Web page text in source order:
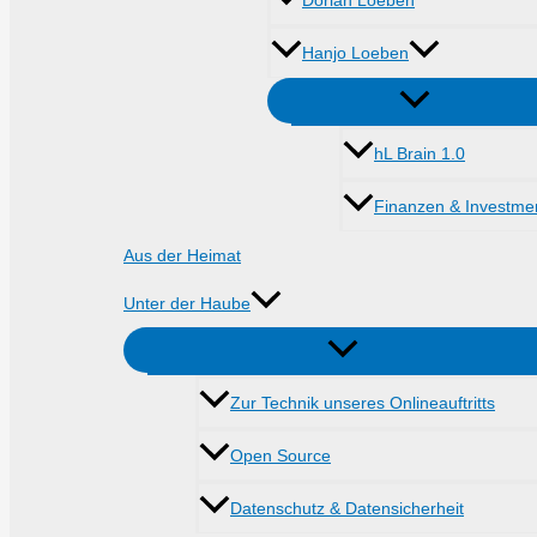
Hanjo Loeben
hL Brain 1.0
Finanzen &
Aus der Heimat
Unter der Haube
Zur Technik unseres Onlineauftritts
Open Source
Datenschutz & Datensicherheit